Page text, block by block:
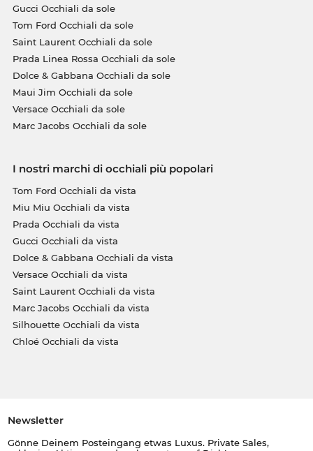
Gucci Occhiali da sole
Tom Ford Occhiali da sole
Saint Laurent Occhiali da sole
Prada Linea Rossa Occhiali da sole
Dolce & Gabbana Occhiali da sole
Maui Jim Occhiali da sole
Versace Occhiali da sole
Marc Jacobs Occhiali da sole
I nostri marchi di occhiali più popolari
Tom Ford Occhiali da vista
Miu Miu Occhiali da vista
Prada Occhiali da vista
Gucci Occhiali da vista
Dolce & Gabbana Occhiali da vista
Versace Occhiali da vista
Saint Laurent Occhiali da vista
Marc Jacobs Occhiali da vista
Silhouette Occhiali da vista
Chloé Occhiali da vista
Newsletter
Gönne Deinem Posteingang etwas Luxus. Private Sales,